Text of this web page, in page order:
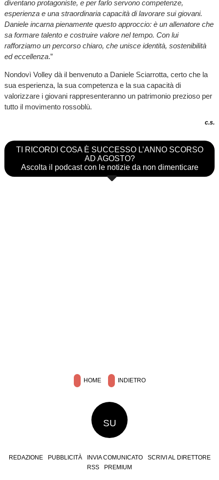
diventano protagoniste, e per farlo servono competenze,
esperienza e una straordinaria capacità di lavorare sui giovani.
Daniele incarna pienamente questo approccio: è un allenatore che
sa formare talento e costruire valore nel tempo. Con lui
rafforziamo un percorso chiaro, che unisce identità, sostenibilità
ed eccellenza.”
Nondovì Volley dà il benvenuto a Daniele Sciarrotta, certo che la
sua esperienza, la sua competenza e la sua capacità di
valorizzare i giovani rappresenteranno un patrimonio prezioso per
tutto il movimento rossoblù.
c.s.
TI RICORDI COSA È SUCCESSO L’ANNO SCORSO
AD AGOSTO?
Ascolta il podcast con le notizie da non dimenticare
HOME INDIETRO
SU
REDAZIONE PUBBLICITÀ INVIA COMUNICATO
SCRIVI AL DIRETTORE
RSS
PREMIUM